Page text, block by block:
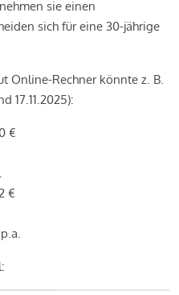
sie einen
sich für eine 30-jährige
Online-Rechner könnte z. B.
17.11.2025):
€
€